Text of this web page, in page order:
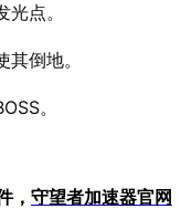
点。
倒地。
。
， 守望者加速器官网